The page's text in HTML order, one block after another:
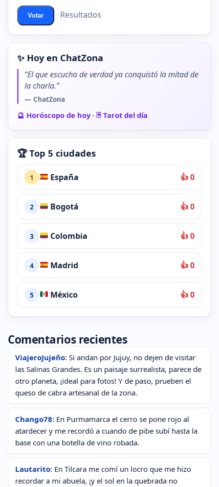
Votar Resultados
✨ Hoy en ChatZona
“El que escucha de verdad ya conquistó la mitad de
la charla.”
— ChatZona
🔮 Horóscopo de hoy· 🃏 Tarot del día
🏆 Top 5 ciudades
1 España 👍 0
2 Bogotá 👍 0
3 Colombia 👍 0
4 Madrid 👍 0
5 México 👍 0
Comentarios recientes
ViajeroJujeño: Si andan por Jujuy, no dejen de visitar
las Salinas Grandes. Es un paisaje surrealista, parece de
otro planeta, ¡ideal para fotos! Y de paso, prueben el
queso de cabra artesanal de la zona.
Chango78: En Purmamarca el cerro se pone rojo al
atardecer y me recordó a cuando de pibe subí hasta la
base con una botella de vino robada.
Lautarito: En Tilcara me comí un locro que me hizo
recordar a mi abuela, ¡y el sol en la quebrada no